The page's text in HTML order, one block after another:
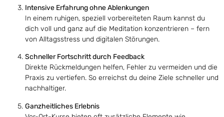
Intensive Erfahrung ohne Ablenkungen
In einem ruhigen, speziell vorbereiteten Raum kannst du
dich voll und ganz auf die Meditation konzentrieren – fern
von Alltagsstress und digitalen Störungen.
Schneller Fortschritt durch Feedback
Direkte Rückmeldungen helfen, Fehler zu vermeiden und die
Praxis zu vertiefen. So erreichst du deine Ziele schneller und
nachhaltiger.
Ganzheitliches Erlebnis